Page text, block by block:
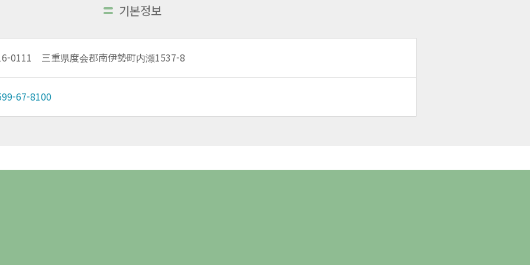
기본정보
0111 三重県度会郡南伊勢町内瀬1537-8
67-8100